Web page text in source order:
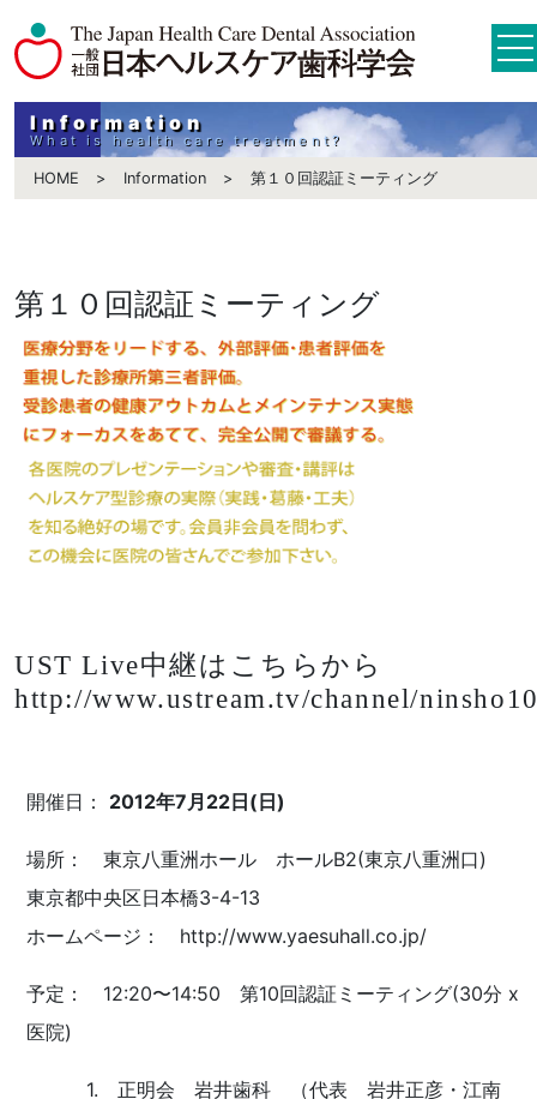
Information
What is health care treatment?
HOME Information 第１０回認証ミーティング
第１０回認証ミーティング
UST Live中継はこちらから
http://www.ustream.tv/channel/
開催日： 2012年7月22日(日)
場所： 東京八重洲ホール ホールB2(東京八重洲口)
東京都中央区日本橋3-4-13
ホームページ： http://www.yaesuhall.co.jp/
予定： 12:20〜14:50 第10回認証ミーティング(30分 x
医院)
1. 正明会 岩井歯科 （代表 岩井正彦・江南